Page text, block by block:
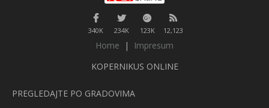
340K 234K 123K 12,123
Home |
Impresum
KOPERNIKUS ONLINE
PREGLEDAJTE PO GRADOVIMA